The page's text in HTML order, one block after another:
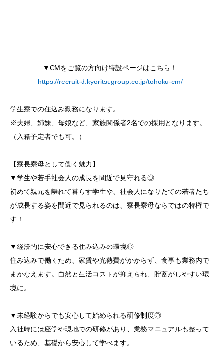
▼CMをご覧の方向け特設ページはこちら！
https://recruit-d.kyoritsugroup.co.jp/tohoku-cm/
学生寮での住込み勤務になります。
※夫婦、姉妹、母娘など、家族関係者2名での採用となります。
（入籍予定者でも可。）
【寮長寮母として働く魅力】
▼学生や若手社会人の成長を間近で見守れる◎
初めて親元を離れて暮らす学生や、社会人になりたての若者たち
が成長する姿を間近で見られるのは、寮長寮母ならではの特権で
す！
▼経済的に安心できる住み込みの環境◎
住み込みで働くため、家賃や光熱費がかからず、食事も業務内で
まかなえます。自然と生活コストが抑えられ、貯蓄がしやすい環
境に。
▼未経験からでも安心して始められる研修制度◎
入社時には座学や現地での研修があり、業務マニュアルも整って
いるため、基礎から安心して学べます。